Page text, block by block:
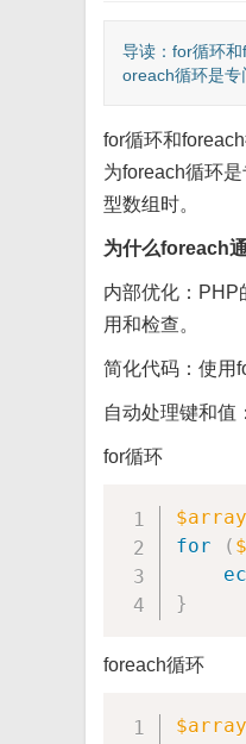
导读：for循环
oreach循环是专
for循环和
为foreach循环
型数组时。
为什么foreach
内部优化‌：PHP
用和检查。
简化代码‌：使用
自动处理键和值‌
for循环
$array
for
(
}
foreach循环
$array